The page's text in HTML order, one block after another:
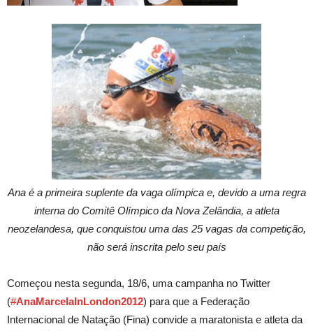
Ana é a primeira suplente da vaga olímpica e, devido a uma regra
interna do Comitê Olímpico da Nova Zelândia, a atleta
neozelandesa, que conquistou uma das 25 vagas da competição,
não será inscrita pelo seu país
Começou nesta segunda, 18/6, uma campanha no Twitter
(#AnaMarcelaInLondon2012) para que a Federação
Internacional de Natação (Fina) convide a maratonista e atleta da